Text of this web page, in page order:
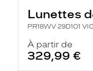
Lunettes
PR18WV 29D1O1
À partir de
329,99 €